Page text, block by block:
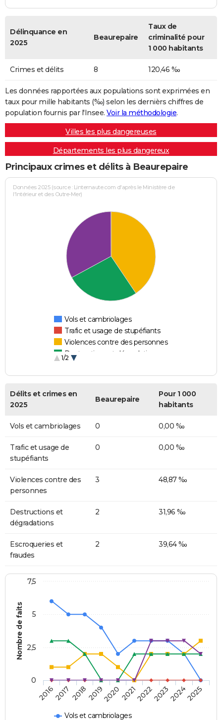
Délinquance en
2025
Beaurepaire
Taux de
criminalité pour
1 000 habitants
Crimes et délits 8 120,46 ‰
Les données rapportées aux populations sont exprimées en
taux pour mille habitants (‰) selon les dernièrs chiffres de
population fournis par l'Insee. Voir la méthodologie.
Villes les plus dangereuses
Départements les plus dangereux
Principaux crimes et délits à Beaurepaire
Données 2025 (source : Linternaute.com d'après le Ministère de
l'Intérieur et des Outre-Mer)
Vols et cambriolages
Trafic et usage de stupéfiants
Violences contre des personnes
Destructions et dégradations
1/2
Délits et crimes en
2025
Beaurepaire
Pour 1 000
habitants
Vols et cambriolages 0 0,00 ‰
Trafic et usage de
stupéfiants
0 0,00 ‰
Violences contre des
personnes
3 48,87 ‰
Destructions et
dégradations
2 31,96 ‰
Escroqueries et
fraudes
2 39,64 ‰
Nombre de faits
Vols et cambriolages
20162017 20182019202020212022202320242025
0
2,5
5
7,5